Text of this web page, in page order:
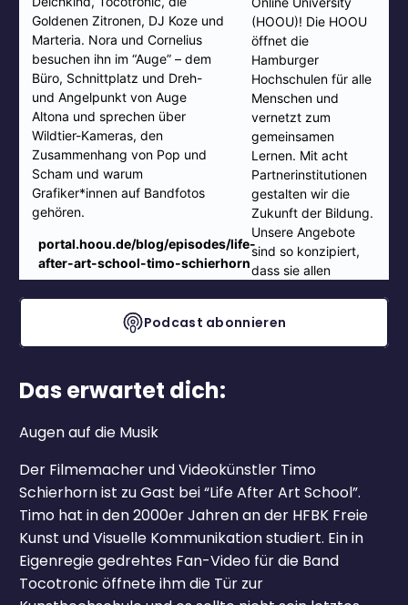
Podcast abonnieren
Das erwartet dich:
Augen auf die Musik
Der Filmemacher und Videokünstler Timo
Schierhorn ist zu Gast bei “Life After Art School”.
Timo hat in den 2000er Jahren an der HFBK Freie
Kunst und Visuelle Kommunikation studiert. Ein in
Eigenregie gedrehtes Fan-Video für die Band
Tocotronic öffnete ihm die Tür zur